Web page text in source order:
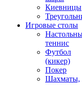
Киевницы
Игровые столы
теннис
Футбол
(кикер)
Покер
Шахматы,